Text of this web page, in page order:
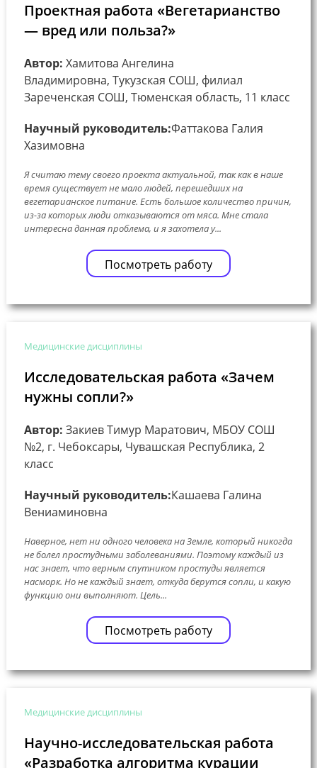
Проектная работа «Вегетарианство
— вред или польза?»
Автор: Хамитова Ангелина
Владимировна, Тукузская СОШ, филиал
Зареченская СОШ, Тюменская область, 11 класс
Научный руководитель:Фаттакова Галия
Хазимовна
Я считаю тему своего проекта актуальной, так как в наше
время существует не мало людей, перешедших на
вегетарианское питание. Есть большое количество причин,
из-за которых люди отказываются от мяса. Мне стала
интересна данная проблема, и я захотела у...
Посмотреть работу
Медицинские дисциплины
Исследовательская работа «Зачем
нужны сопли?»
Автор: Закиев Тимур Маратович, МБОУ СОШ
№2, г. Чебоксары, Чувашская Республика, 2
класс
Научный руководитель:Кашаева Галина
Вениаминовна
Наверное, нет ни одного человека на Земле, который никогда
не болел простудными заболеваниями. Поэтому каждый из
нас знает, что верным спутником простуды является
насморк. Но не каждый знает, откуда берутся сопли, и какую
функцию они выполняют. Цель...
Посмотреть работу
Медицинские дисциплины
Научно-исследовательская работа
«Разработка алгоритма курации